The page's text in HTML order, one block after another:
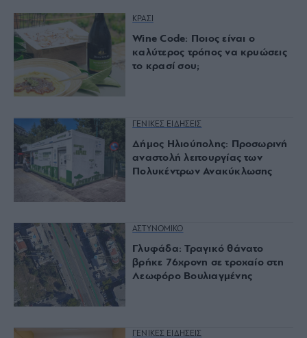
ΚΡΑΣΙ
Wine Code: Ποιος είναι ο
καλύτερος τρόπος να κρυώσεις
το κρασί σου;
ΓΕΝΙΚΕΣ ΕΙΔΗΣΕΙΣ
Δήμος Ηλιούπολης: Προσωρινή
αναστολή λειτουργίας των
Πολυκέντρων Ανακύκλωσης
ΑΣΤΥΝΟΜΙΚΟ
Γλυφάδα: Τραγικό θάνατο
βρήκε 76χρονη σε τροχαίο στη
Λεωφόρο Βουλιαγμένης
ΓΕΝΙΚΕΣ ΕΙΔΗΣΕΙΣ